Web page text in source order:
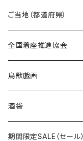
トートバッグ
国道0～99号線
国道100～199号線
Tシャツ
キャップ
ステッカー
ROUTE 0～99号線
ROUTE100～199号線
Tシャツ
ROUTE 0～99号線
ROUTE 100～199号線
キャップ
ROUTE 0～99号線
ROUTE 100～199号線
ご当地（都道府県）
北海道
青森県
岩手県
宮城県
全国着座推進協会
ステッカー
鳥獣戯画
酒袋
期間限定SALE（セール）